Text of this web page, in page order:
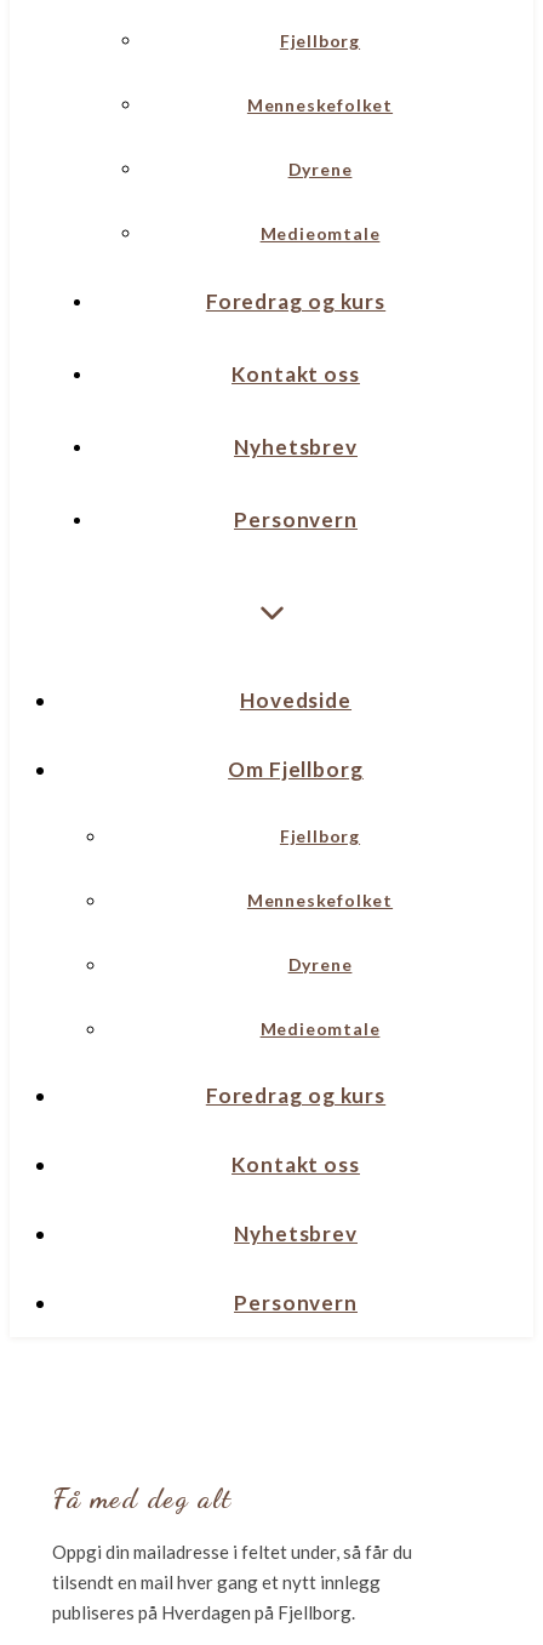
Fjellborg
Menneskefolket
Dyrene
Medieomtale
Foredrag og kurs
Kontakt oss
Nyhetsbrev
Personvern
Hovedside
Om Fjellborg
Fjellborg
Menneskefolket
Dyrene
Medieomtale
Foredrag og kurs
Kontakt oss
Nyhetsbrev
Personvern
Få med deg alt
Oppgi din mailadresse i feltet under, så får du
tilsendt en mail hver gang et nytt innlegg
publiseres på Hverdagen på Fjellborg.